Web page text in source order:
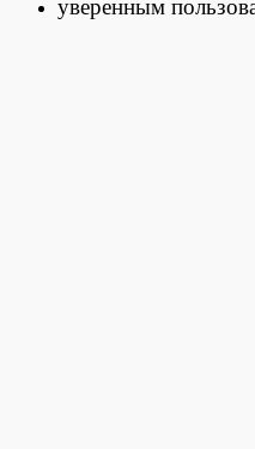
уверенным